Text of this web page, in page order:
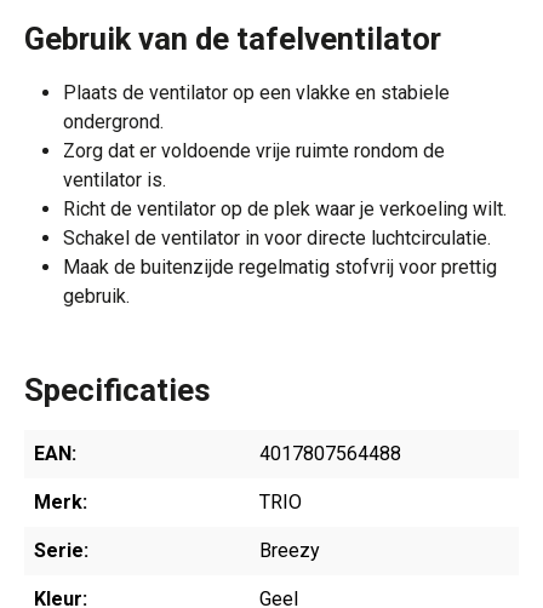
Gebruik van de tafelventilator
Plaats de ventilator op een vlakke en stabiele
ondergrond.
Zorg dat er voldoende vrije ruimte rondom de
ventilator is.
Richt de ventilator op de plek waar je verkoeling wilt.
Schakel de ventilator in voor directe luchtcirculatie.
Maak de buitenzijde regelmatig stofvrij voor prettig
gebruik.
Specificaties
EAN: 4017807564488
Merk: TRIO
Serie: Breezy
Kleur: Geel